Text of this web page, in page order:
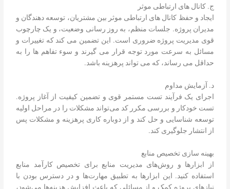
ج. کانال های ارتباطی موثر
ایجاد و حفظ کانال های ارتباطی موثر بین مشتریان، توسعه دهندگان و
مدیران پروژه. جلسات منظم، به روز رسانی وضعیت، و یک چارچوب
قوی مدیریت پروژه ضروری است. این تضمین می کند که تغییرات و
مسائل به سرعت مورد توجه قرار می گیرند و سوء تفاهم ها را به
حداقل می رساند، که می تواند پرهزینه باشد.
د. آزمایش مداوم
اجرای یک فرآیند تست مستمر قوی و تضمین کیفیت از آغاز پروژه.
تست خودکار و بررسی مکرر کد می‌تواند مشکلات را در مراحل اولیه
توسعه شناسایی و حل کند و از دوباره کاری پرهزینه و مشکلات پس
از انتشار جلوگیری کند.
بهینه سازی تخصیص منابع
از ابزارها و روش‌های مدیریت منابع برای تخصیص کارآمد منابع
استفاده کنید. این ابزارها به تطبیق مهارت‌ها و در دسترس بودن با
نیازهای پروژه کمک و از مسائلی که باعث افزایش هزینه‌ها می‌شود،